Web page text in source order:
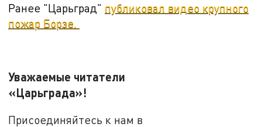
Ранее "Царьград" публиковал видео крупного
пожар Борзе.
Уважаемые читатели
«Царьграда»!
Присоединяйтесь к нам в